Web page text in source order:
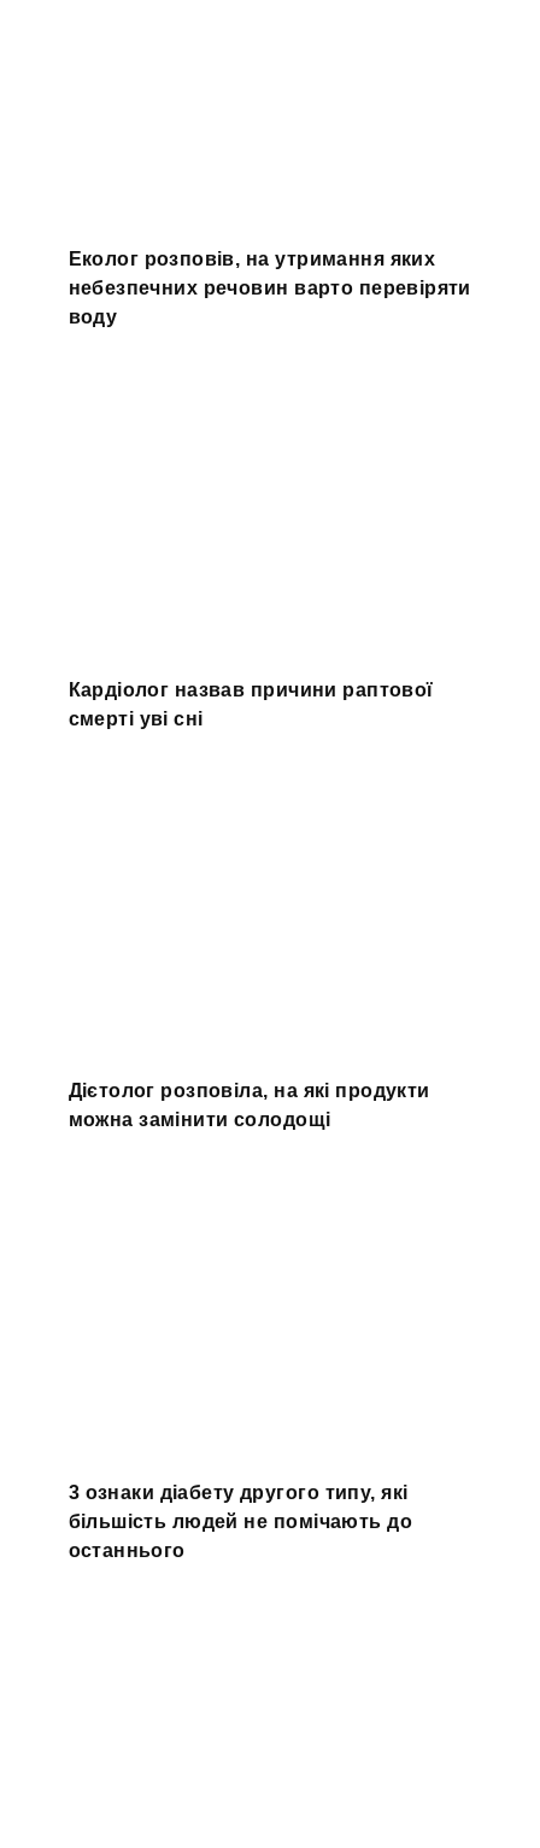
Еколог розповів, на утримання яких
небезпечних речовин варто перевіряти
воду
Кардіолог назвав причини раптової
смерті уві сні
Дієтолог розповіла, на які продукти
можна замінити солодощі
3 ознаки діабету другого типу, які
більшість людей не помічають до
останнього